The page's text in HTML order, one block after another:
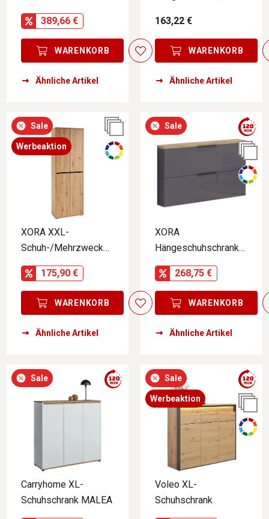
389,66 €
WARENKORB
Ähnliche Artikel
163,22 €
WARENKORB
Ähnliche Artikel
Sale
Werbeaktion
XORA XXL-
Schuh-/Mehrzwecksc
hrank LIV-ARTISAN
175,90 €
WARENKORB
Ähnliche Artikel
Sale
XORA
Hängeschuhschrank
IDEA ANTHRAZIT
268,75 €
WARENKORB
Ähnliche Artikel
Sale
Carryhome XL-
Schuhschrank MALEA
Sale
Werbeaktion
Voleo XL-
Schuhschrank